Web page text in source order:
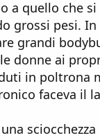
a quello che
grossi pesi. In
grandi
donne ai
in poltrona
faceva il